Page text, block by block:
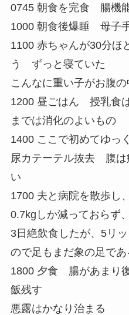
0745 朝食を完食 腸機
1000 朝食後爆睡 母子
1100 赤ちゃんが30分ほ
う ずっと寝ていた
こんなに重い子がお腹
1200 昼ごはん 授乳食
までは消化のよいもの
1400 ここで初めてゆ
尿カテーテル抜去 腹は
い
1700 夫と病院を散歩し
0.7kgしか減っておらず
3日絶飲食したが、5リ
ので足もまだ象の足であ
1800 夕食 腸があまり
飯残す
悪露はかなり治まる